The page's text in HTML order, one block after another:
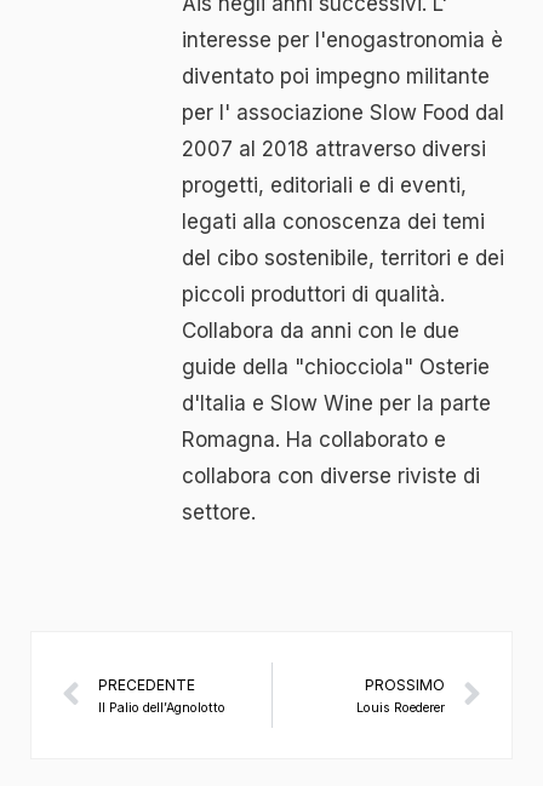
interesse per l'enogastronomia è
diventato poi impegno militante
per l' associazione Slow Food dal
2007 al 2018 attraverso diversi
progetti, editoriali e di eventi,
legati alla conoscenza dei temi
del cibo sostenibile, territori e dei
piccoli produttori di qualità.
Collabora da anni con le due
guide della "chiocciola" Osterie
d'Italia e Slow Wine per la parte
Romagna. Ha collaborato e
collabora con diverse riviste di
settore.
PRECEDENTE
Il Palio dell’Agnolotto
PROSSIMO
Louis Roederer